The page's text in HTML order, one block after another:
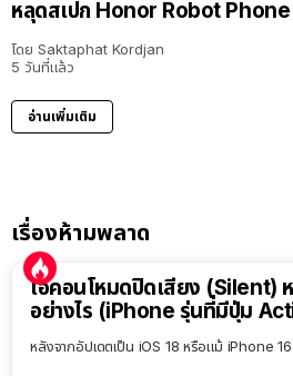
หลุดสเปก Honor Robot
โดย Saktaphat Kordjan
5 วันที่แล้ว
อ่านเพิ่มเติม
เรื่องห้ามพลาด
ไอคอนโหมดปิดเสียง (Silent)
อย่างไร (iPhone รุ่นที่มีปุ่ม
หลังจากอัปเดตเป็น iOS 18 หรือแม้ iPhone